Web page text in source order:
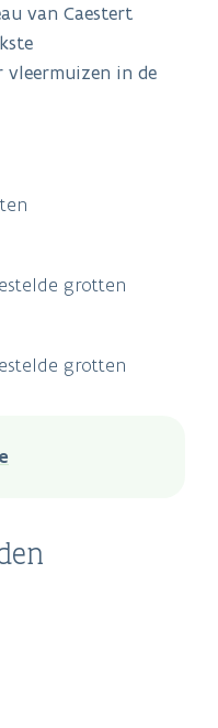
van Caestert
in de
grotten
grotten